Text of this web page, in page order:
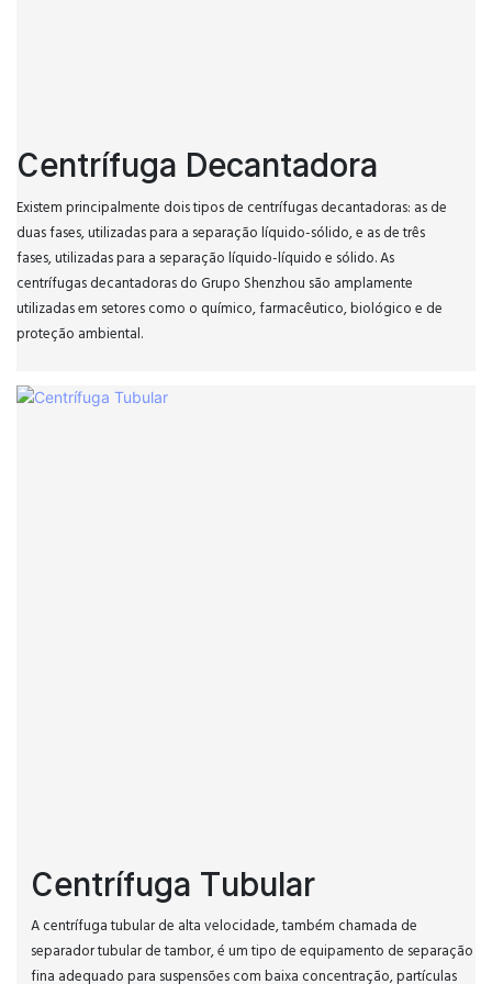
Centrífuga Decantadora
Existem principalmente dois tipos de centrífugas decantadoras: as de
duas fases, utilizadas para a separação líquido-sólido, e as de três
fases, utilizadas para a separação líquido-líquido e sólido. As
centrífugas decantadoras do Grupo Shenzhou são amplamente
utilizadas em setores como o químico, farmacêutico, biológico e de
proteção ambiental.
Centrífuga Tubular
A centrífuga tubular de alta velocidade, também chamada de
separador tubular de tambor, é um tipo de equipamento de separação
fina adequado para suspensões com baixa concentração, partículas